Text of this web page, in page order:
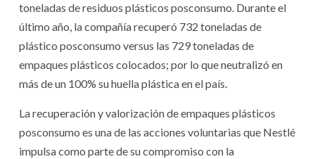
toneladas de residuos plásticos posconsumo. Durante el
último año, la compañía recuperó 732 toneladas de
plástico posconsumo versus las 729 toneladas de
empaques plásticos colocados; por lo que neutralizó en
más de un 100% su huella plástica en el país.
La recuperación y valorización de empaques plásticos
posconsumo es una de las acciones voluntarias que Nestlé
impulsa como parte de su compromiso con la